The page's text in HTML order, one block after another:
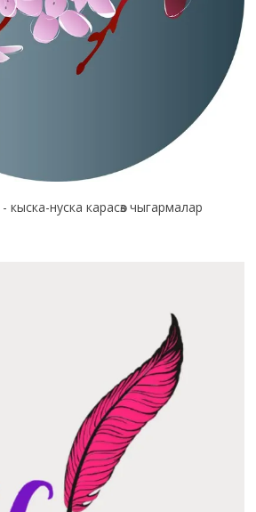
- кыска-нуска карасөз чыгармалар